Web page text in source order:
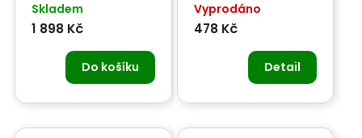
Skladem
1 898 Kč
Do košíku
Vyprodáno
478 Kč
Detail